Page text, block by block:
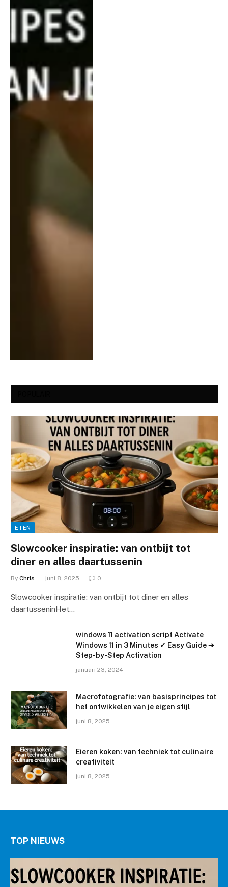
ETEN
Slowcooker inspiratie: van ontbijt tot
diner en alles daartussenin
By Chris juni 8, 2025 0
Slowcooker inspiratie: van ontbijt tot diner en alles
daartusseninHet…
windows 11 activation script Activate
Windows 11 in 3 Minutes ✓ Easy Guide ➔
Step-by-Step Activation
januari 23, 2024
Macrofotografie: van basisprincipes tot
het ontwikkelen van je eigen stijl
juni 8, 2025
Eieren koken: van techniek tot culinaire
creativiteit
juni 8, 2025
TOP NIEUWS